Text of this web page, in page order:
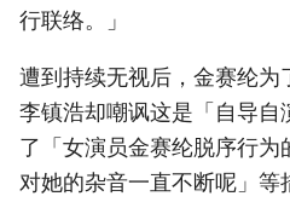
行联络。」
遭到持续无视后，金赛纶为
李镇浩却嘲讽这是「自导自
了「女演员金赛纶脱序行
对她的杂音一直不断呢」